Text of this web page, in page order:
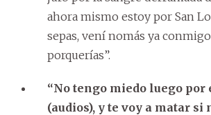
ahora mismo estoy por San
sepas, vení nomás ya
porquerías”.
“No tengo miedo luego por
(audios), y te voy a matar si